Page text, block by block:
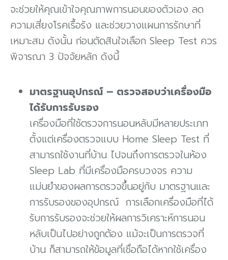
จะช่วยให้คุณเข้าใจคุณภาพการนอนของตัวเอง ลด
ความเสี่ยงโรคเรื้อรัง และช่วยวางแผนการรักษาที่
เหมาะสม ดังนั้น ก่อนตัดสินใจเลือก Sleep Test ควร
พิจารณา 3 ปัจจัยหลัก ดังนี้
มาตรฐานอุปกรณ์ – ตรวจสอบว่าเครื่องมือ
ได้รับการรับรอง
เครื่องมือที่ใช้ตรวจการนอนหลับมีหลายประเภท
ตั้งแต่เครื่องตรวจแบบ Home Sleep Test ที่
สามารถใช้งานที่บ้าน ไปจนถึงการตรวจในห้อง
Sleep Lab ที่มีเครื่องมือครบวงจร ความ
แม่นยำของผลการตรวจขึ้นอยู่กับ มาตรฐานและ
การรับรองของอุปกรณ์ การเลือกเครื่องมือที่ได้
รับการรับรองจะช่วยให้ผลการวิเคราะห์การนอน
หลับเป็นไปอย่างถูกต้อง แม้จะเป็นการตรวจที่
บ้าน ก็สามารถให้ข้อมูลที่เชื่อถือได้หากใช้เครื่อง